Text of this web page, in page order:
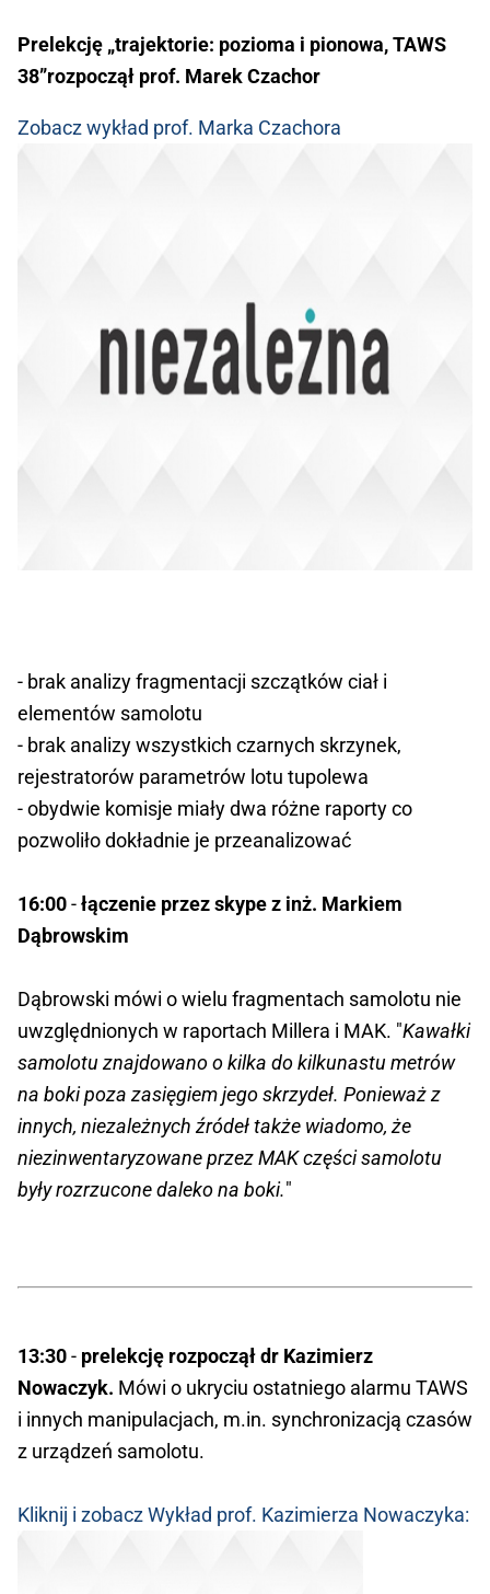
Prelekcję „trajektorie: pozioma i pionowa, TAWS
38”rozpoczął prof. Marek Czachor
Zobacz wykład prof. Marka Czachora
- brak analizy fragmentacji szczątków ciał i
elementów samolotu
- brak analizy wszystkich czarnych skrzynek,
rejestratorów parametrów lotu tupolewa
- obydwie komisje miały dwa różne raporty co
pozwoliło dokładnie je przeanalizować
16:00-łączenie przez skype z inż. Markiem
Dąbrowskim
Dąbrowski mówi o wielu fragmentach samolotu nie
uwzględnionych w raportach Millera i MAK. "Kawałki
samolotu znajdowano o kilka do kilkunastu metrów
na boki poza zasięgiem jego skrzydeł. Ponieważ z
innych, niezależnych źródeł także wiadomo, że
niezinwentaryzowane przez MAK części samolotu
były rozrzucone daleko na boki."
13:30- prelekcję rozpoczął dr Kazimierz
Nowaczyk. Mówi o ukryciu ostatniego alarmu TAWS
i innych manipulacjach, m.in. synchronizacją czasów
z urządzeń samolotu.
Kliknij i zobacz Wykład prof. Kazimierza Nowaczyka: